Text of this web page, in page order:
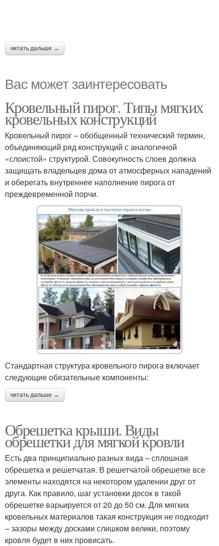
читать дальше →
Вас может заинтересовать
Кровельный пирог. Типы мягких
кровельных конструкций
Кровельный пирог – обобщенный технический термин,
объединяющий ряд конструкций с аналогичной
«слоистой» структурой. Совокупность слоев должна
защищать владельцев дома от атмосферных нападений
и оберегать внутреннее наполнение пирога от
преждевременной порчи.
Стандартная структура кровельного пирога включает
следующие обязательные компоненты:
читать дальше →
Обрешетка крыши. Виды
обрешетки для мягкой кровли
Есть два принципиально разных вида – сплошная
обрешетка и решетчатая. В решетчатой обрешетке все
элементы находятся на некотором удалении друг от
друга. Как правило, шаг установки досок в такой
обрешетке варьируется от 20 до 50 см. Для мягких
кровельных материалов такая конструкция не подходит
– зазоры между досками слишком велики, поэтому
кровля будет в них провисать.